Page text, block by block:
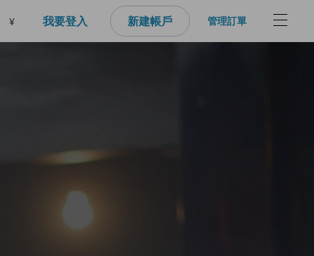
¥ 我要登入 新建帳戶 管理訂單